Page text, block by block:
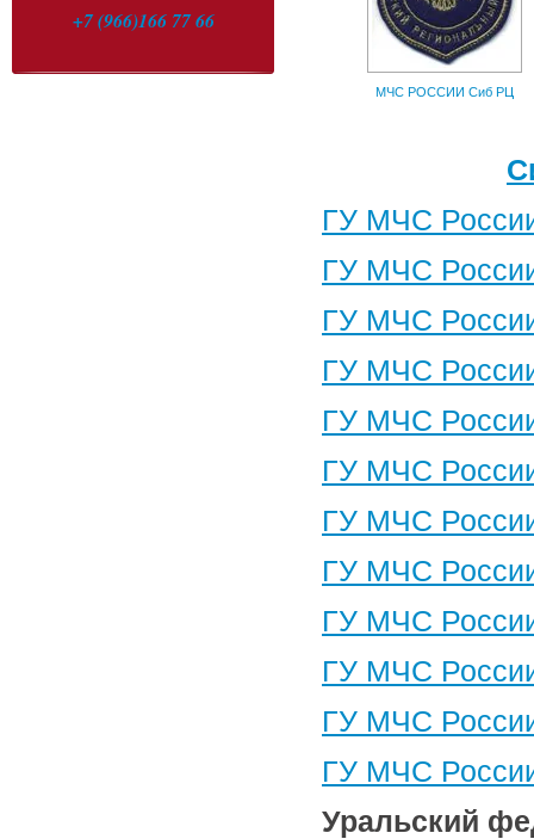
МЧС РОССИИ Сиб РЦ
ГУ МЧС
ГУ МЧС
ГУ МЧС
ГУ МЧС
ГУ МЧС
ГУ МЧС
ГУ МЧС
ГУ МЧС
ГУ МЧС
ГУ МЧС
ГУ МЧС
ГУ МЧС
Уральский
+7 (966)166 77 66